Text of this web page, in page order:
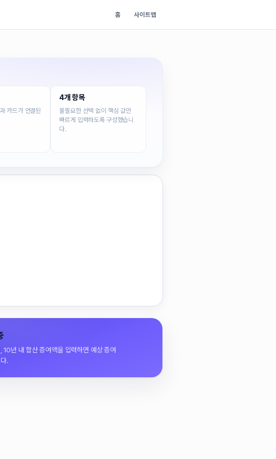
홈 사이트맵
카드가 연결된
4개 항목
불필요한 선택 없이 핵심 값만
빠르게 입력하도록 구성했습니
다.
10년 내 합산 증여액을 입력하면 예상 증여
.